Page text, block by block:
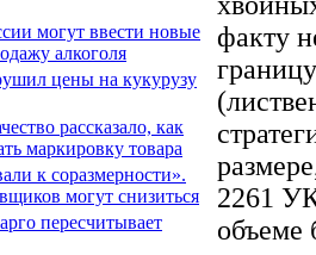
могут ввести новые
алкоголя
цены на кукурузу
рассказало, как
маркировку товара
к соразмерности».
могут снизиться
пересчитывает
факту
2261
объеме